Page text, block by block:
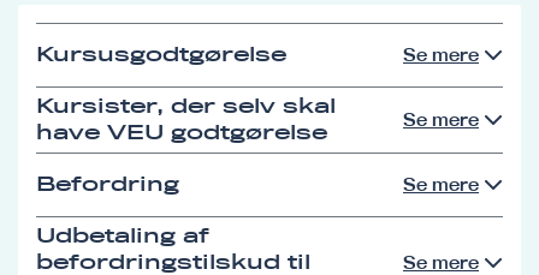
Kursusgodtgørelse Se mere
Kursister, der selv skal
have VEU godtgørelse
Se mere
Befordring Se mere
Udbetaling af
befordringstilskud til
Se mere